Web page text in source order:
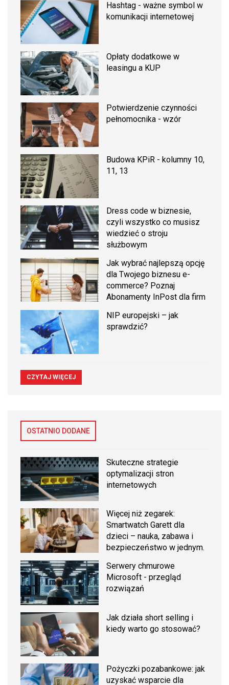
Hashtag - ważne symbol w
komunikacji internetowej
Opłaty dodatkowe w
leasingu a KUP
Potwierdzenie czynności
pełnomocnika - wzór
Budowa KPiR - kolumny 10,
11, 13
Dress code w biznesie,
czyli wszystko co musisz
wiedzieć o stroju
służbowym
Jak wybrać najlepszą opcję
dla Twojego biznesu e-
commerce? Poznaj
Abonamenty InPost dla firm
NIP europejski – jak
sprawdzić?
CZYTAJ WIĘCEJ
OSTATNIO DODANE
Skuteczne strategie
optymalizacji stron
internetowych
Więcej niż zegarek:
Smartwatch Garett dla
dzieci – nauka, zabawa i
bezpieczeństwo w jednym.
Serwery chmurowe
Microsoft - przegląd
rozwiązań
Jak działa short selling i
kiedy warto go stosować?
Pożyczki pozabankowe: jak
uzyskać wsparcie dla